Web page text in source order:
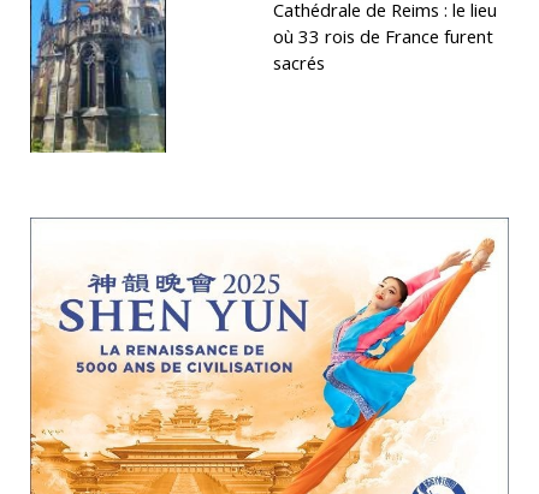
Cathédrale de Reims : le lieu
où 33 rois de France furent
sacrés